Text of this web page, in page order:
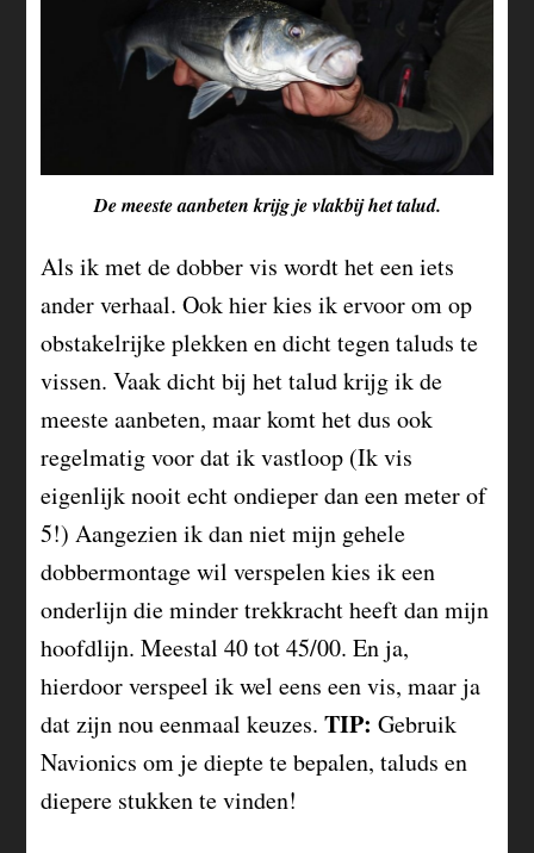
De meeste aanbeten krijg je vlakbij het talud.
Als ik met de dobber vis wordt het een iets
ander verhaal. Ook hier kies ik ervoor om op
obstakelrijke plekken en dicht tegen taluds te
vissen. Vaak dicht bij het talud krijg ik de
meeste aanbeten, maar komt het dus ook
regelmatig voor dat ik vastloop (Ik vis
eigenlijk nooit echt ondieper dan een meter of
5!) Aangezien ik dan niet mijn gehele
dobbermontage wil verspelen kies ik een
onderlijn die minder trekkracht heeft dan mijn
hoofdlijn. Meestal 40 tot 45/00. En ja,
hierdoor verspeel ik wel eens een vis, maar ja
dat zijn nou eenmaal keuzes.TIP:Gebruik
Navionics om je diepte te bepalen, taluds en
diepere stukken te vinden!